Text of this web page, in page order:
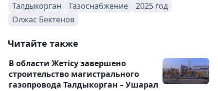
Талдыкорган
Газоснабжение
2025 год
Олжас Бектенов
Читайте также
В области Жетiсу завершено
строительство магистрального
газопровода Талдыкорган – Ушарал